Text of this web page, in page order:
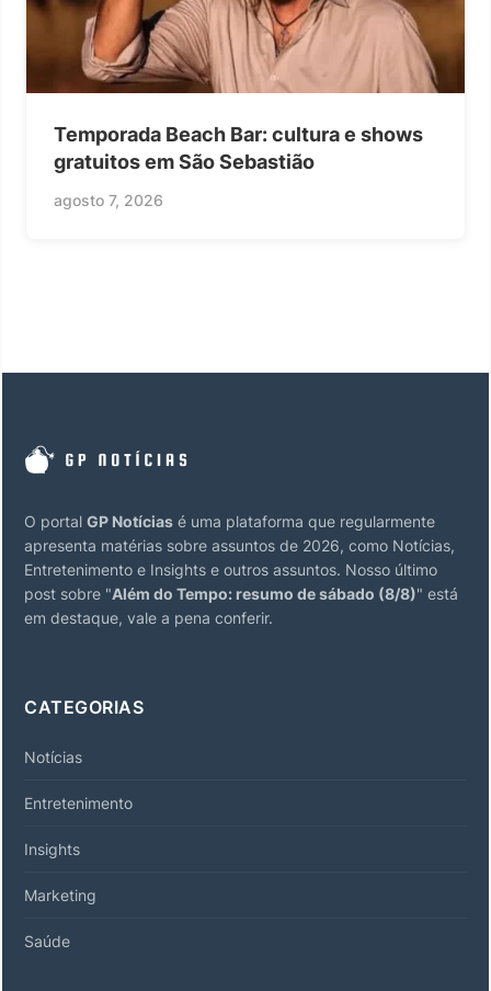
Temporada Beach Bar: cultura e shows
gratuitos em São Sebastião
agosto 7, 2026
O portal GP Notícias é uma plataforma que regularmente
apresenta matérias sobre assuntos de 2026, como Notícias,
Entretenimento e Insights e outros assuntos. Nosso último
post sobre "Além do Tempo: resumo de sábado (8/8)" está
em destaque, vale a pena conferir.
CATEGORIAS
Notícias
Entretenimento
Insights
Marketing
Saúde